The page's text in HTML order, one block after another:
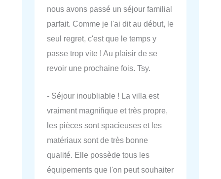
nous avons passé un séjour familial
parfait. Comme je l'ai dit au début, le
seul regret, c'est que le temps y
passe trop vite ! Au plaisir de se
revoir une prochaine fois. Tsy.
- Séjour inoubliable ! La villa est
vraiment magnifique et très propre,
les pièces sont spacieuses et les
matériaux sont de très bonne
qualité. Elle possède tous les
équipements que l'on peut souhaiter